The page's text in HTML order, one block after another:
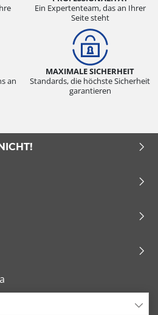
Ein Expertenteam, das an Ihrer
Seite steht
an
MAXIMALE SICHERHEIT
Standards, die höchste Sicherheit
garantieren